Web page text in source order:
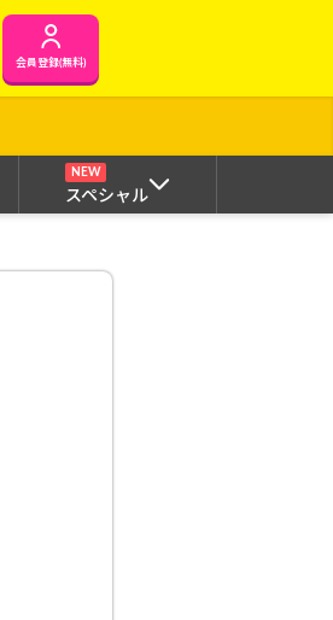
会員登録(無料)
NEW
スペシャル